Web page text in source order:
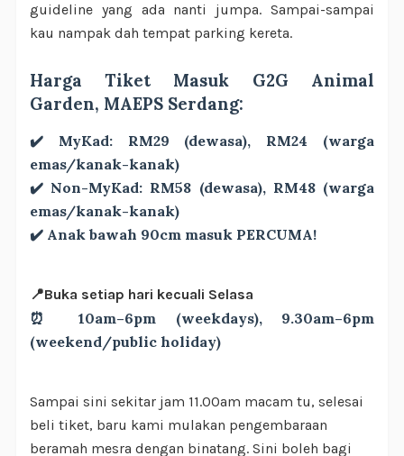
guideline yang ada nanti jumpa. Sampai-sampai
kau nampak dah tempat parking kereta.
Harga Tiket Masuk G2G Animal
Garden, MAEPS Serdang:
✔️ MyKad: RM29 (dewasa), RM24 (warga
emas/kanak-kanak)
✔️ Non-MyKad: RM58 (dewasa), RM48 (warga
emas/kanak-kanak)
✔️ Anak bawah 90cm masuk PERCUMA!
📍Buka setiap hari kecuali Selasa
⏰ 10am–6pm (weekdays), 9.30am–6pm
(weekend/public holiday)
Sampai sini sekitar jam 11.00am macam tu, selesai
beli tiket, baru kami mulakan pengembaraan
beramah mesra dengan binatang. Sini boleh bagi